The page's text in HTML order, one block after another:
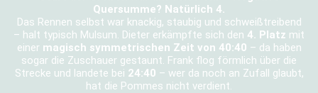
Quersumme? Natürlich 4.
Das Rennen selbst war knackig, staubig und schweißtreibend
– halt typisch Mulsum. Dieter erkämpfte sich den 4. Platz mit
einer magisch symmetrischen Zeit von 40:40 – da haben
sogar die Zuschauer gestaunt. Frank flog förmlich über die
Strecke und landete bei 24:40 – wer da noch an Zufall glaubt,
hat die Pommes nicht verdient.